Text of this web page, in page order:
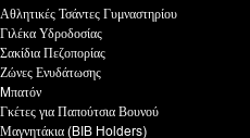
Αθλητικές Τσάντες Γυμναστηρίου
Γιλέκα Υδροδοσίας
Σακίδια Πεζοπορίας
Ζώνες Ενυδάτωσης
Mπατόν
Γκέτες για Παπούτσια Βουνού
Μαγνητάκια (BIB Holders)